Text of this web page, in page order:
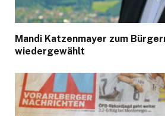
Mandi Katzenmayer zum
wiedergewählt